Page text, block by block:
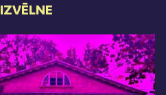
IZVĒLNE